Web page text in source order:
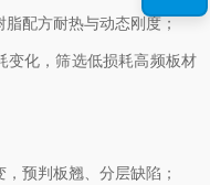
配方耐热与动态刚度；
变化，筛选低损耗高频板材
预判板翘、分层缺陷；